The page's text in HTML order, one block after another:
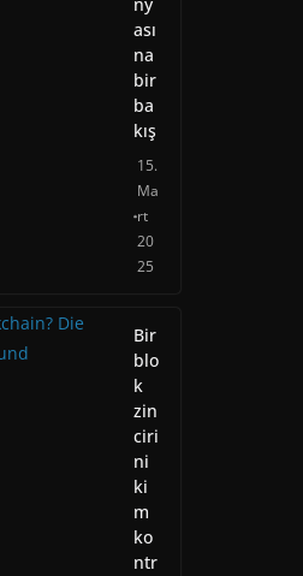
ası
na
bir
ba
kış
15.
Ma
rt
20
25
Bir
blo
k
zin
ciri
ni
ki
m
ko
ntr